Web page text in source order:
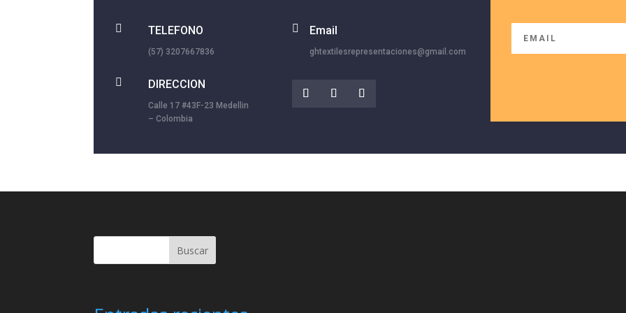
 TELEFONO
(57) 3207667836
 DIRECCION
Calle 17 #43F-23 Medellin
– Colombia
 Email
ghtextilesrepresentaciones@gmail.com
Buscar